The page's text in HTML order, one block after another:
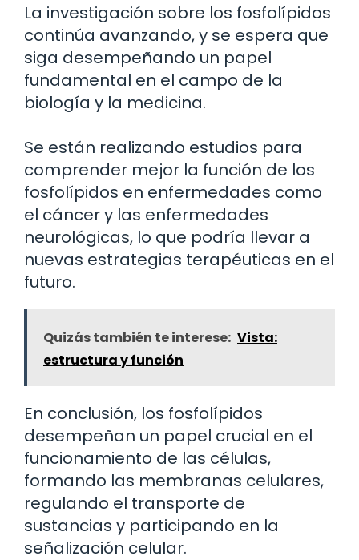
La investigación sobre los fosfolípidos
continúa avanzando, y se espera que
siga desempeñando un papel
fundamental en el campo de la
biología y la medicina.
Se están realizando estudios para
comprender mejor la función de los
fosfolípidos en enfermedades como
el cáncer y las enfermedades
neurológicas, lo que podría llevar a
nuevas estrategias terapéuticas en el
futuro.
Quizás también te interese: Vista:
estructura y función
En conclusión, los fosfolípidos
desempeñan un papel crucial en el
funcionamiento de las células,
formando las membranas celulares,
regulando el transporte de
sustancias y participando en la
señalización celular.